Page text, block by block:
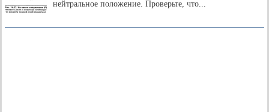
нейтральное положение. Проверьте, что...